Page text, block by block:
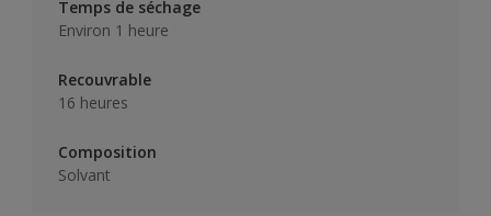
Temps de séchage
Environ 1 heure
Recouvrable
16 heures
Composition
Solvant